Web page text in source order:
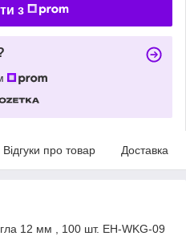
з
Відгуки про товар Доставка
12 мм , 100 шт. EH-WKG-09